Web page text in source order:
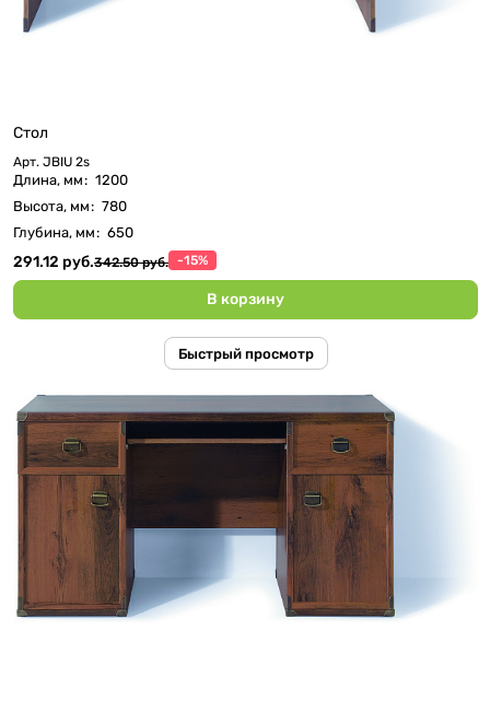
Стол
Арт. JBIU 2s
Длина, мм: 1200
Высота, мм: 780
Глубина, мм: 650
291.12 руб.342.50 руб. -15%
В корзину
Быстрый просмотр